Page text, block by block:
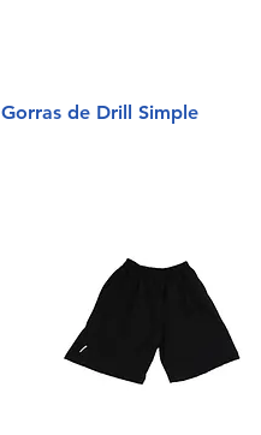
Gorras de Drill Simple